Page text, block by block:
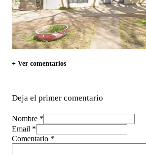
+ Ver comentarios
Deja el primer comentario
Nombre *
Email *
Comentario *